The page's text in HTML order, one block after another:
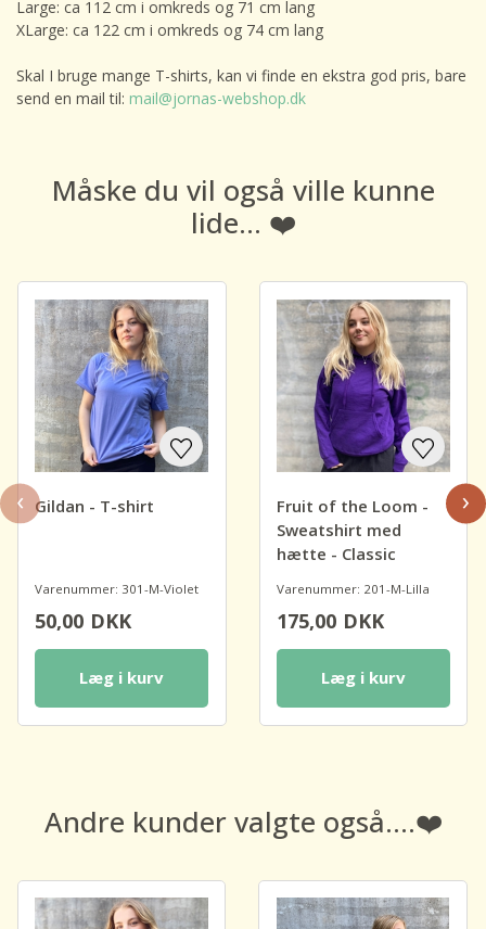
Large: ca 112 cm i omkreds og 71 cm lang
XLarge: ca 122 cm i omkreds og 74 cm lang
Skal I bruge mange T-shirts, kan vi finde en ekstra god pris, bare
send en mail til: mail@jornas-webshop.dk
Måske du vil også ville kunne
lide... ❤️
Gildan - T-shirt
Varenummer: 301-M-Violet
50,00DKK
Læg i kurv
Fruit of the Loom -
Sweatshirt med
hætte - Classic
Varenummer: 201-M-Lilla
175,00DKK
Læg i kurv
‹ ›
Andre kunder valgte også....❤️